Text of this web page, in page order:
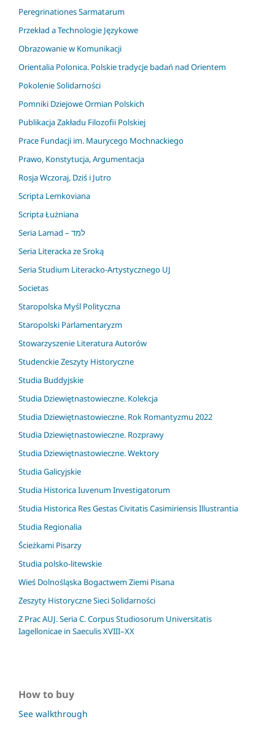
Peregrinationes Sarmatarum
Przekład a Technologie Językowe
Obrazowanie w Komunikacji
Orientalia Polonica. Polskie tradycje badań nad Orientem
Pokolenie Solidarności
Pomniki Dziejowe Ormian Polskich
Publikacja Zakładu Filozofii Polskiej
Prace Fundacji im. Maurycego Mochnackiego
Prawo, Konstytucja, Argumentacja
Rosja Wczoraj, Dziś i Jutro
Scripta Lemkoviana
Scripta Łużniana
Seria Lamad – למד
Seria Literacka ze Sroką
Seria Studium Literacko-Artystycznego UJ
Societas
Staropolska Myśl Polityczna
Staropolski Parlamentaryzm
Stowarzyszenie Literatura Autorów
Studenckie Zeszyty Historyczne
Studia Buddyjskie
Studia Dziewiętnastowieczne. Kolekcja
Studia Dziewiętnastowieczne. Rok Romantyzmu 2022
Studia Dziewiętnastowieczne. Rozprawy
Studia Dziewiętnastowieczne. Wektory
Studia Galicyjskie
Studia Historica Iuvenum Investigatorum
Studia Historica Res Gestas Civitatis Casimiriensis Illustrantia
Studia Regionalia
Ścieżkami Pisarzy
Studia polsko-litewskie
Wieś Dolnośląska Bogactwem Ziemi Pisana
Zeszyty Historyczne Sieci Solidarności
Z Prac AUJ. Seria C. Corpus Studiosorum Universitatis
Iagellonicae in Saeculis XVIII–XX
How to buy
See walkthrough